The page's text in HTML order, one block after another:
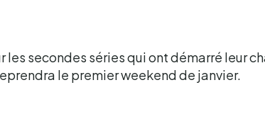
les secondes séries qui ont démarré leur
le premier weekend de janvier.